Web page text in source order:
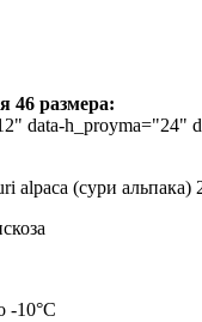
46 размера:
" data-h_proyma="24"
alpaca (сури альпака)
-10°C